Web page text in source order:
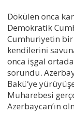
Dökülen onca
Demokratik
Cumhuriyetin
kendilerini
onca işgal
sorundu.
Bakü’ye
Muharebesi
Azerbaycan’ın